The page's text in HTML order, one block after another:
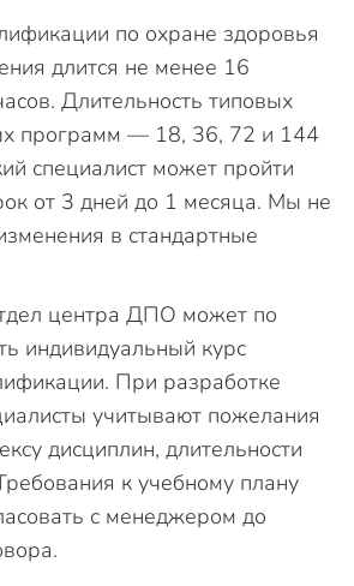
по охране здоровья
длится не менее 16
Длительность типовых
программ — 18, 36, 72 и 144
специалист может пройти
от 3 дней до 1 месяца. Мы не
в стандартные
центра ДПО может по
индивидуальный курс
При разработке
учитывают пожелания
дисциплин, длительности
к учебному плану
с менеджером до